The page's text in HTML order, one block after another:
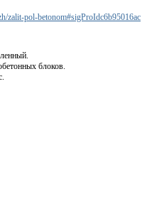
zalit-pol-betonom#sigProIdc6b95016ac
блоков.